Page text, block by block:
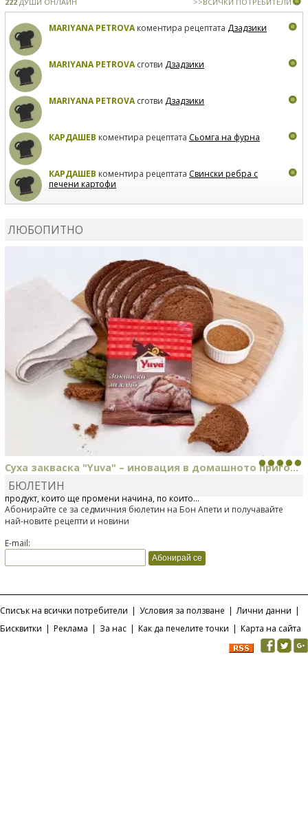
MARIYANA PETROVAкоментира рецептата Дзадзики
MARIYANA PETROVAсготви Дзадзики
MARIYANA PETROVAсготви Дзадзики
КАРДАШЕВ коментира рецептата Сьомга на фурна
КАРДАШЕВ коментира рецептата Свински ребра с
печени картофи
ЛЮБОПИТНО
Суха закваска "Yuva" – иновация в домашното приго...
Отскоро Лесафр България стартира предлагането на изцяло нов
продукт, който ще промени начина, по който...
БЮЛЕТИН
Абонирайте се за седмичния бюлетин на Бон Апети и получавайте
най-новите рецепти и новини
E-mail:
Списък на всички потребители Условия за ползване Лични данни
Бисквитки
Реклама За нас Как да печелите точки Карта на сайта